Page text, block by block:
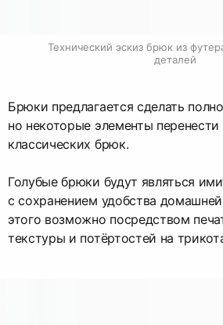
Технический эскиз брюк из
деталей
Брюки предлагается сделать
но некоторые элементы
классических брюк.
Голубые брюки будут являться
с сохранением удобства
этого возможно посредством
текстуры и потёртостей на